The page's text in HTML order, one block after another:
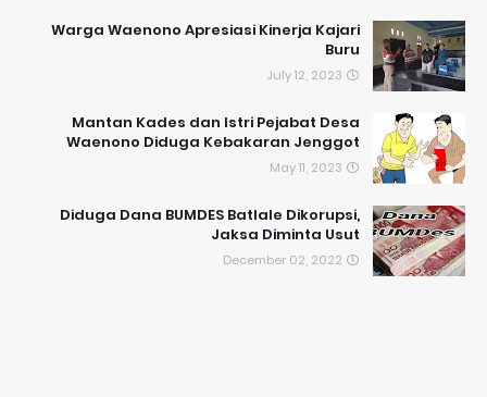
Warga Waenono Apresiasi Kinerja Kajari
Buru
July 12, 2023
Mantan Kades dan Istri Pejabat Desa
Waenono Diduga Kebakaran Jenggot
May 11, 2023
Diduga Dana BUMDES Batlale Dikorupsi,
Jaksa Diminta Usut
December 02, 2022